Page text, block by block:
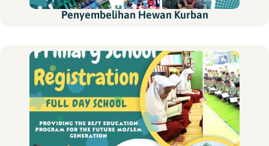
Penyembelihan Hewan Kurban